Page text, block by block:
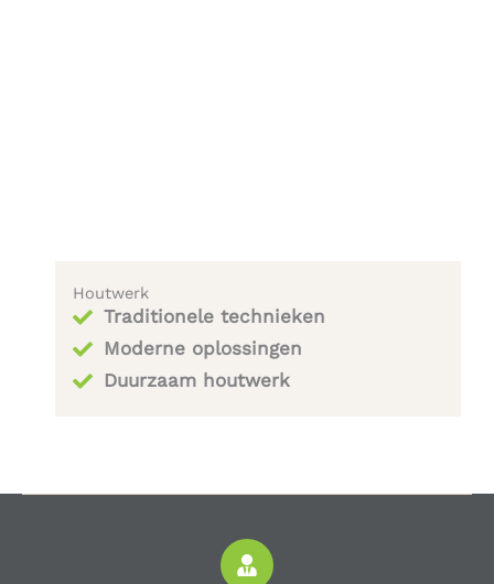
Houtwerk
Traditionele technieken
Moderne oplossingen
Duurzaam houtwerk